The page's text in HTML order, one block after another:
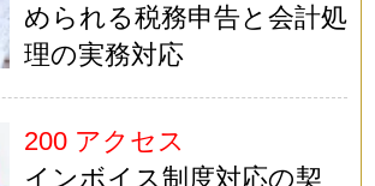
められる税務申告と会計処
理の実務対応
200 アクセス
インボイス制度対応の契